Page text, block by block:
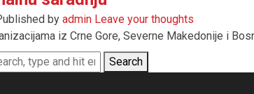
by admin Leave your thoughts
iz Crne Gore, Severne Makedonije i
Search